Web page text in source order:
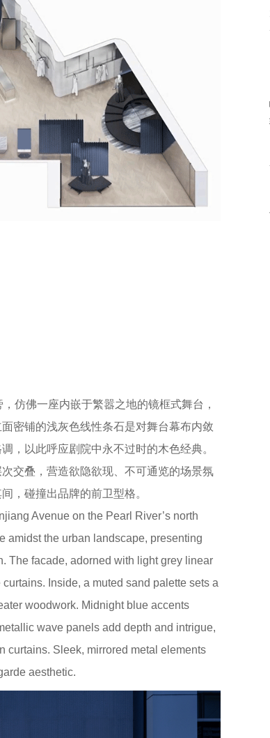
仿佛一座内嵌于繁嚣之地的镜框式舞台，
密铺的浅灰色线性条石是对舞台幕布内敛
，以此呼应剧院中永不过时的木色经典。
交叠，营造欲隐欲现、不可通览的场景氛
，碰撞出品牌的前卫型格。
Avenue on the Pearl River’s north
amidst the urban landscape, presenting
The facade, adorned with light grey linear
Inside, a muted sand palette sets a
woodwork. Midnight blue accents
wave panels add depth and intrigue,
curtains. Sleek, mirrored metal elements
aesthetic.